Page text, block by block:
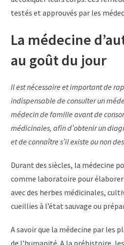
testés et approuvés par les
La médecine
au goût du jour
Il est nécessaire et important de
indispensable de consulter un
médecin de famille avant de
médicinales, afin d’obtenir un
et de connaître s’il existe ou non
Durant des siècles, la médecine
comme laboratoire pour élaborer
avec des herbes médicinales,
cueillies à l’état sauvage ou
A savoir que la médecine par les